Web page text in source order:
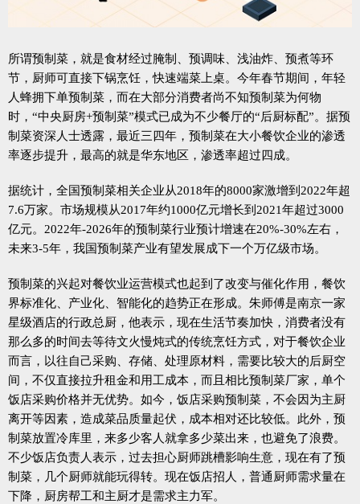
所谓预制菜，就是食材经过腌制、预调味、浅油炸、预煮等环
节，厨师可直接下锅烹饪，快速端菜上桌。今年春节期间，年轻
人蜂拥下单预制菜，而在大部分消费者尚不知预制菜为何物
时，“中央厨房+预制菜”模式已成为不少餐厅的“后厨标配”。据预
制菜资深人士透露，最近三四年，预制菜在大小餐饮企业的渗透
率逐步提升，最高的就是华东地区，渗透率超过四成。
据统计，全国预制菜相关企业从2018年的8000家激增到2022年超
7.6万家。市场规模从2017年约1000亿元增长到2021年超过3000
亿元。2022年-2026年的预制菜行业预计增速在20%-30%左右，
未来3-5年，我国预制菜产业有望发展成下一个万亿级市场。
预制菜的兴起对餐饮业运营模式也起到了改变与催化作用，餐饮
界标准化、产业化、智能化的趋势正在形成。朱师傅是南京一家
星级酒店的行政总厨，他表示，现在生活节奏加快，消费者没有
那么多的时间去等待文火慢炖式的传统烹饪方式，对于餐饮企业
而言，以往自己采购、存储、处理原材料，需要比较大的后厨空
间，不仅直接拉升租金和用工成本，而且相比预制菜厂家，单个
饭店采购价格并无优势。如今，饭店采购预制菜，不会因为主厨
离开等因素，造成菜品质量起伏，成本相对还比较低。此外，预
制菜放置冷库里，来多少客人就拿多少菜出来，也避免了浪费。
不少饭店负责人表示，过去担心厨师跳槽影响生意，现在有了预
制菜，几个厨师就能玩得转。现在饭店招人，普通厨师需求量在
下降，厨房帮工和主厨才是需求主力军。